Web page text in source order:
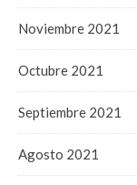
Noviembre 2021
Octubre 2021
Septiembre 2021
Agosto 2021